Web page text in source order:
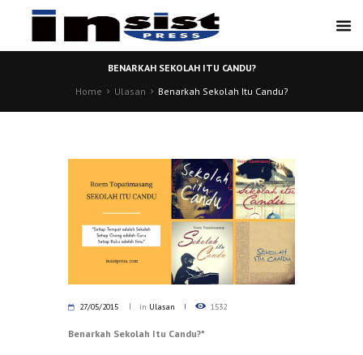
BENARKAH SEKOLAH ITU CANDU?
Home
Ulasan Benarkah Sekolah Itu Candu?
27/05/2015 in Ulasan 1532
Benarkah Sekolah Itu Candu?*